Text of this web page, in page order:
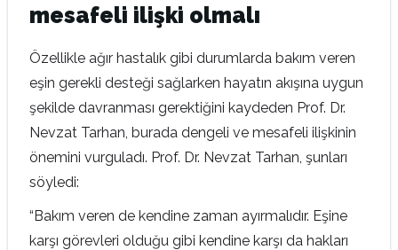
mesafeli ilişki olmalı
Özellikle ağır hastalık gibi durumlarda bakım veren
eşin gerekli desteği sağlarken hayatın akışına uygun
şekilde davranması gerektiğini kaydeden Prof. Dr.
Nevzat Tarhan, burada dengeli ve mesafeli ilişkinin
önemini vurguladı. Prof. Dr. Nevzat Tarhan, şunları
söyledi:
“Bakım veren de kendine zaman ayırmalıdır. Eşine
karşı görevleri olduğu gibi kendine karşı da hakları